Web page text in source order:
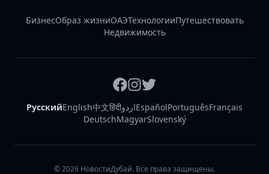
БизнесОбраз жизниОАЭТехнологииПутешествовать
Недвижимость
РусскийEnglish中文हिंदीاردوEspañolPortuguêsFrançais
DeutschMagyarSlovenský
©2026 НовостиДубай. Все права защищены.